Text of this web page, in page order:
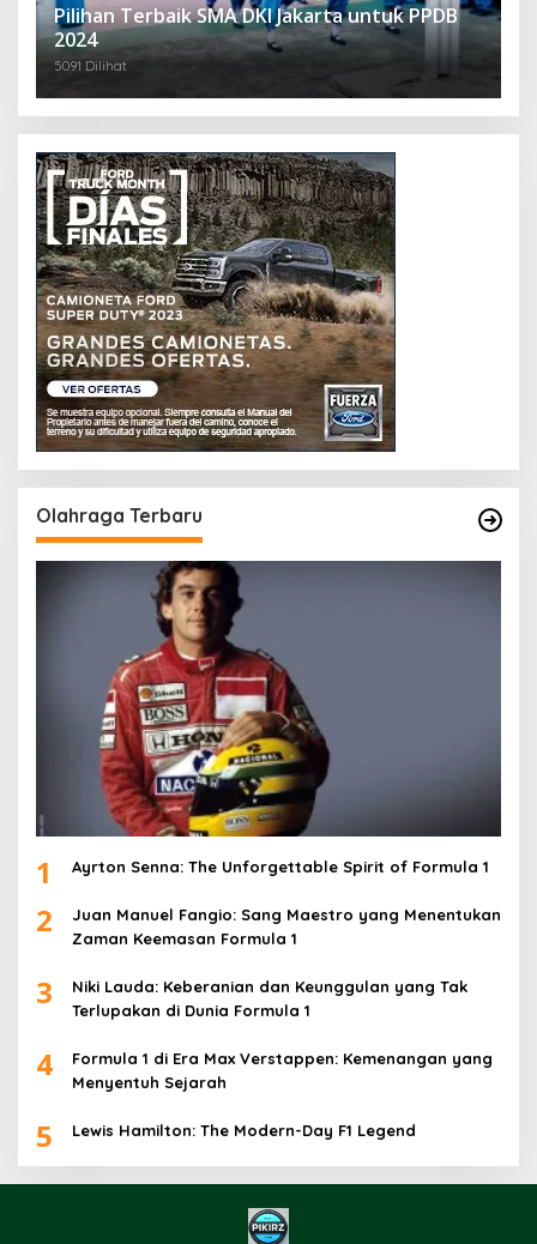
Pilihan Terbaik SMA DKI Jakarta untuk PPDB
2024
5091 Dilihat
Olahraga Terbaru
1 Ayrton Senna: The Unforgettable Spirit of Formula 1
2
Juan Manuel Fangio: Sang Maestro yang Menentukan
Zaman Keemasan Formula 1
3
Niki Lauda: Keberanian dan Keunggulan yang Tak
Terlupakan di Dunia Formula 1
4
Formula 1 di Era Max Verstappen: Kemenangan yang
Menyentuh Sejarah
5 Lewis Hamilton: The Modern-Day F1 Legend